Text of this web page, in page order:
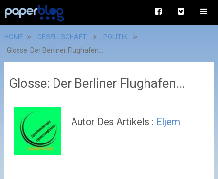
HOME GESELLSCHAFT
POLITIK
Glosse: Der Berliner Flughafen...
Glosse: Der Berliner Flughafen...
Autor Des Artikels : Eljem